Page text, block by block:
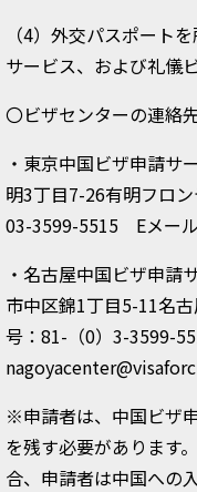
（4）外交パスポート
サービス、および礼儀
〇ビザセンターの連絡
・東京中国ビザ申請サ
明3丁目7-26有明フロ
03-3599-5515 Eメー
・名古屋中国ビザ申請
市中区錦1丁目5-11名
号：81-（0）3-3599-
※申請者は、中国ビザ
を残す必要があります
合、申請者は中国への